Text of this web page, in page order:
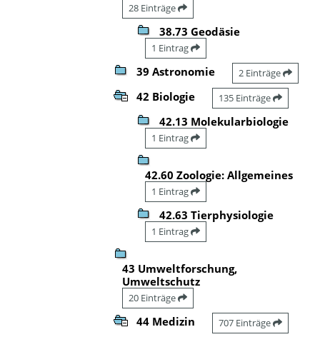
28 Einträge
38.73 Geodäsie
1 Eintrag
39 Astronomie 2 Einträge
42 Biologie 135 Einträge
42.13 Molekularbiologie
1 Eintrag
42.60 Zoologie: Allgemeines
1 Eintrag
42.63 Tierphysiologie
1 Eintrag
43 Umweltforschung,
Umweltschutz
20 Einträge
44 Medizin 707 Einträge